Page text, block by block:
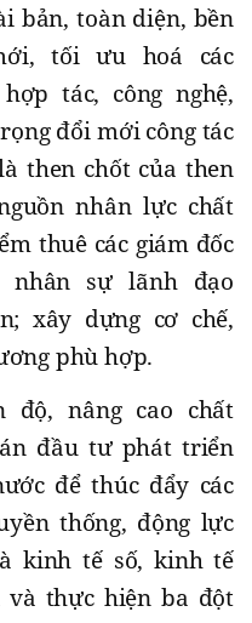
bản, toàn diện, bền
tối ưu hoá các
tác, công nghệ,
đổi mới công tác
then chốt của then
nhân lực chất
thuê các giám đốc
nhân sự lãnh đạo
xây dựng cơ chế,
phù hợp.
độ, nâng cao chất
đầu tư phát triển
để thúc đẩy các
thống, động lực
kinh tế số, kinh tế
thực hiện ba đột